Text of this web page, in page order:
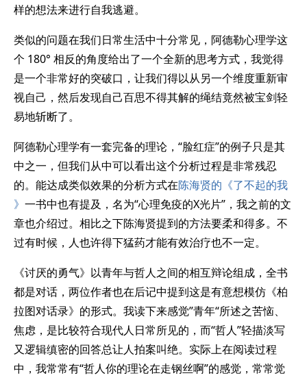
样的想法来进行自我逃避。
类似的问题在我们日常生活中十分常见，阿德勒心理学这
个 180° 相反的角度给出了一个全新的思考方式，我觉得
是一个非常好的突破口，让我们得以从另一个维度重新审
视自己，然后发现自己百思不得其解的绳结竟然被宝剑轻
易地斩断了。
阿德勒心理学有一套完备的理论，“脸红症”的例子只是其
中之一，但我们从中可以看出这个分析过程是非常残忍
的。能达成类似效果的分析方式在陈海贤的《了不起的我
》 一书中也有提及，名为“心理免疫的X光片”，我之前的文
章也介绍过。相比之下陈海贤提到的方法要柔和得多。不
过有时候，人也许得下猛药才能有效治疗也不一定。
《讨厌的勇气》以青年与哲人之间的相互辩论组成，全书
都是对话，两位作者也在后记中提到这是有意想模仿《柏
拉图对话录》的形式。我读下来感觉”青年“所述之苦恼、
焦虑，是比较符合现代人日常所见的，而“哲人”轻描淡写
又逻辑缜密的回答总让人拍案叫绝。实际上在阅读过程
中，我常常有“哲人你的理论在走钢丝啊”的感觉，常常觉